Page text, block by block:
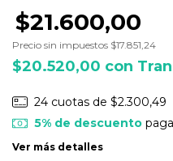
$21.600,00
Precio sin impuestos $17.851,24
$20.520,00 con
24 cuotas de $2.300,49
5% de descuento
Ver más detalles